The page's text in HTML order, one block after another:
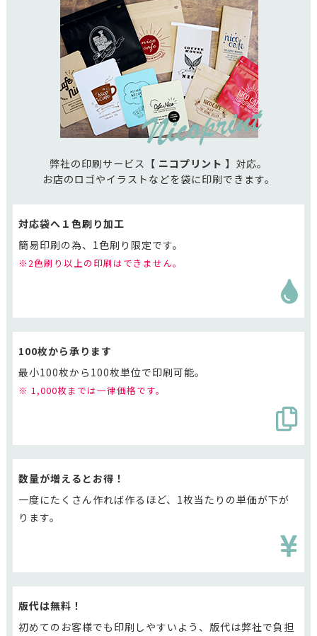
弊社の印刷サービス【 ニコプリント 】対応。
お店のロゴやイラストなどを袋に印刷できます。
対応袋へ１色刷り加工
簡易印刷の為、1色刷り限定です。
※2色刷り以上の印刷はできません。
100枚から承ります
最小100枚から100枚単位で印刷可能。
※ 1,000枚までは一律価格です。
数量が増えるとお得！
一度にたくさん作れば作るほど、1枚当たりの単価が下が
ります。
版代は無料！
初めてのお客様でも印刷しやすいよう、版代は弊社で負担